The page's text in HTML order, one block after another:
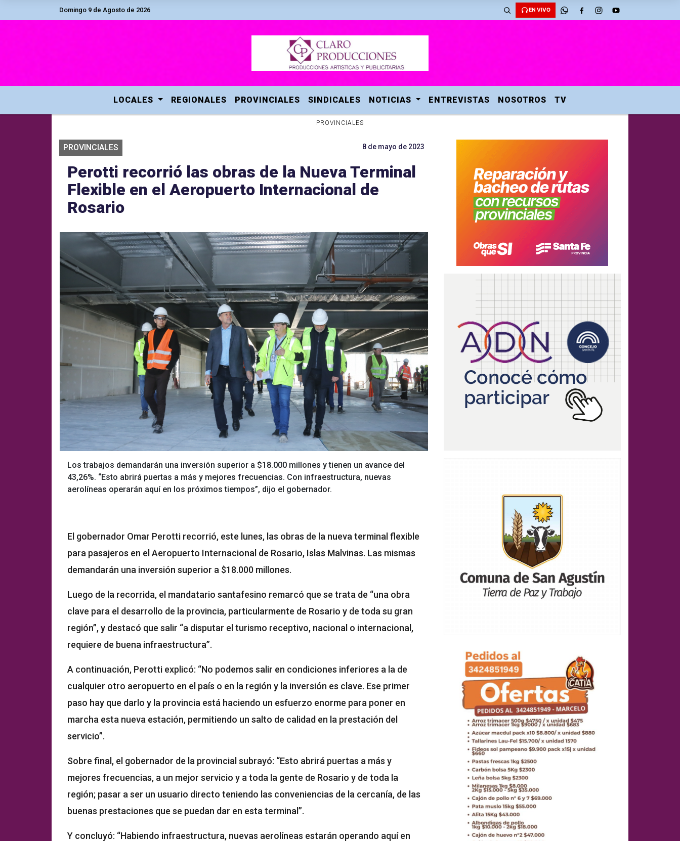
Domingo 9 de Agosto de 2026 EN VIVO
LOCALES REGIONALES PROVINCIALES SINDICALES NOTICIAS ENTREVISTAS NOSOTROS TV
PROVINCIALES
PROVINCIALES 8 de mayo de 2023
Perotti recorrió las obras de la Nueva Terminal
Flexible en el Aeropuerto Internacional de
Rosario
Los trabajos demandarán una inversión superior a $18.000 millones y tienen un avance del
43,26%. “Esto abrirá puertas a más y mejores frecuencias. Con infraestructura, nuevas
aerolíneas operarán aquí en los próximos tiempos”, dijo el gobernador.
El gobernador Omar Perotti recorrió, este lunes, las obras de la nueva terminal flexible
para pasajeros en el Aeropuerto Internacional de Rosario, Islas Malvinas. Las mismas
demandarán una inversión superior a $18.000 millones.
Luego de la recorrida, el mandatario santafesino remarcó que se trata de “una obra
clave para el desarrollo de la provincia, particularmente de Rosario y de toda su gran
región”, y destacó que salir “a disputar el turismo receptivo, nacional o internacional,
requiere de buena infraestructura”.
A continuación, Perotti explicó: “No podemos salir en condiciones inferiores a la de
cualquier otro aeropuerto en el país o en la región y la inversión es clave. Ese primer
paso hay que darlo y la provincia está haciendo un esfuerzo enorme para poner en
marcha esta nueva estación, permitiendo un salto de calidad en la prestación del
servicio”.
Sobre final, el gobernador de la provincial subrayó: “Esto abrirá puertas a más y
mejores frecuencias, a un mejor servicio y a toda la gente de Rosario y de toda la
región; pasar a ser un usuario directo teniendo las conveniencias de la cercanía, de las
buenas prestaciones que se puedan dar en esta terminal”.
Y concluyó: “Habiendo infraestructura, nuevas aerolíneas estarán operando aquí en